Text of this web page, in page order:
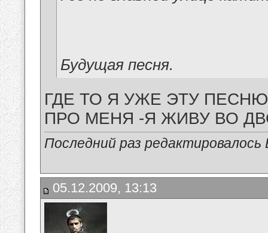
Будущая песня.
ГДЕ ТО Я УЖЕ ЭТУ
ПРО МЕНЯ -Я ЖИВУ ВО
Последний раз
05.12.2009, 13:13